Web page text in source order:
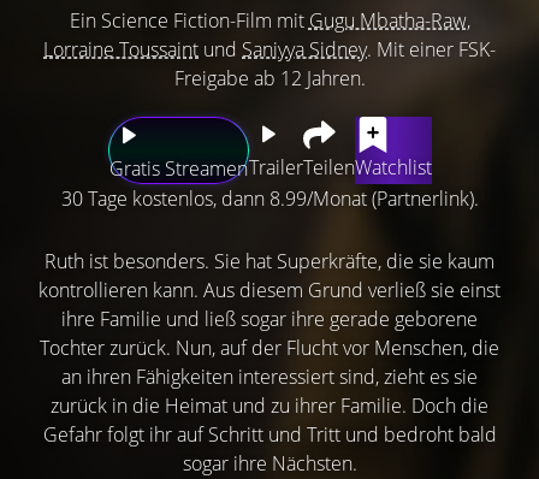
Ein Science Fiction-Film mit Gugu Mbatha-Raw,
Lorraine Toussaint und Saniyya Sidney. Mit einer FSK-
Freigabe ab 12 Jahren.
Gratis StreamenTrailerTeilenWatchlist
30 Tage kostenlos, dann 8.99/Monat (Partnerlink).
Ruth ist besonders. Sie hat Superkräfte, die sie kaum
kontrollieren kann. Aus diesem Grund verließ sie einst
ihre Familie und ließ sogar ihre gerade geborene
Tochter zurück. Nun, auf der Flucht vor Menschen, die
an ihren Fähigkeiten interessiert sind, zieht es sie
zurück in die Heimat und zu ihrer Familie. Doch die
Gefahr folgt ihr auf Schritt und Tritt und bedroht bald
sogar ihre Nächsten.